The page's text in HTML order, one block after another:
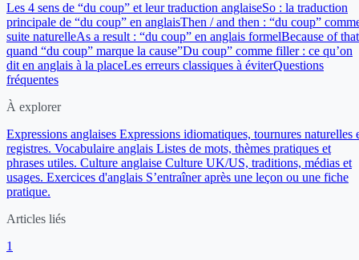
Les 4 sens de “du coup” et leur traduction anglaiseSo : la traduction
principale de “du coup” en anglaisThen / and then : “du coup”
suite naturelleAs a result : “du coup” en anglais formelBecause of
quand “du coup” marque la cause”Du coup” comme filler : ce qu’on
dit en anglais à la placeLes erreurs classiques à éviterQuestions
fréquentes
À explorer
Expressions anglaises Expressions idiomatiques, tournures naturelles
registres. Vocabulaire anglais Listes de mots, thèmes pratiques et
phrases utiles. Culture anglaise Culture UK/US, traditions, médias et
usages. Exercices d'anglais S’entraîner après une leçon ou une fiche
pratique.
Articles liés
1